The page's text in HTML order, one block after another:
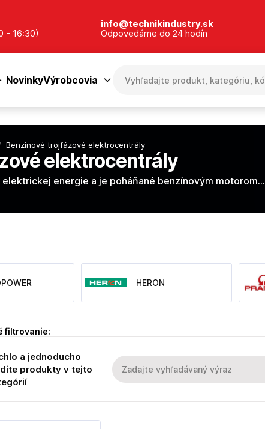
- 16:30)
info@technikindustry.sk
Odpovedáme do 24 hodín
NovinkyVýrobcovia
Benzínové trojfázové elektrocentrály
elektrocentrály
energie a je poháňané benzínovým motorom...
HERON
filtrovanie:
a jednoducho
produkty v tejto